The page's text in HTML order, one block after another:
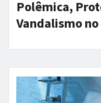
Polêmica,
Vandalismo